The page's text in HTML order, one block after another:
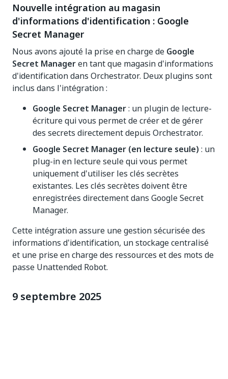
Nouvelle intégration au magasin
d'informations d'identification : Google
Secret Manager
Nous avons ajouté la prise en charge de Google
Secret Manageren tant que magasin d'informations
d'identification dans Orchestrator. Deux plugins sont
inclus dans l'intégration :
Google Secret Manager: un plugin de lecture-
écriture qui vous permet de créer et de gérer
des secrets directement depuis Orchestrator.
Google Secret Manager (en lecture seule) : un
plug-in en lecture seule qui vous permet
uniquement d'utiliser les clés secrètes
existantes. Les clés secrètes doivent être
enregistrées directement dans Google Secret
Manager.
Cette intégration assure une gestion sécurisée des
informations d'identification, un stockage centralisé
et une prise en charge des ressources et des mots de
passe Unattended Robot.
9 septembre 2025